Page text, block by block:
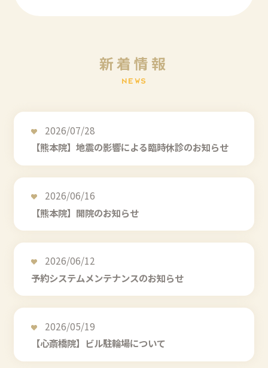
新着 情報
N E WS
2026/07/28
【熊本院】地震の影響による臨時休診のお知らせ
2026/06/16
【熊本院】開院のお知らせ
2026/06/12
予約システムメンテナンスのお知らせ
2026/05/19
【心斎橋院】ビル駐輪場について